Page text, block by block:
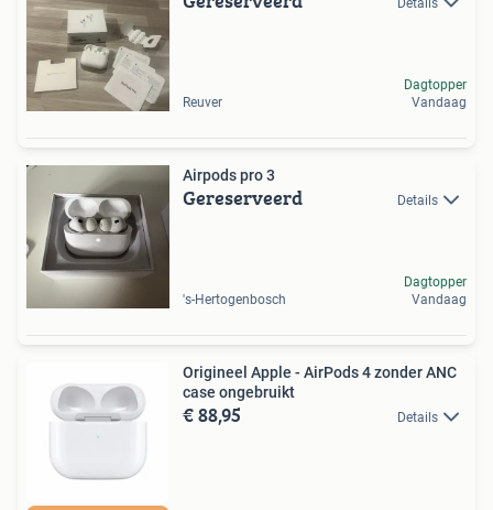
Reuver
Dagtopper
Vandaag
Airpods pro 3
Gereserveerd Details
's-Hertogenbosch
Dagtopper
Vandaag
Origineel Apple - AirPods 4 zonder ANC
case ongebruikt
€ 88,95 Details